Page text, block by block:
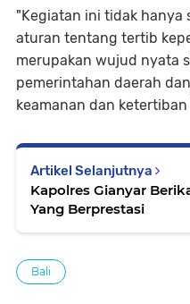
"Kegiatan ini tidak hanya
aturan tentang tertib
merupakan wujud nyata
pemerintahan daerah
keamanan dan
Artikel Selanjutnya
Kapolres Gianyar
Yang Berprestasi
Bali